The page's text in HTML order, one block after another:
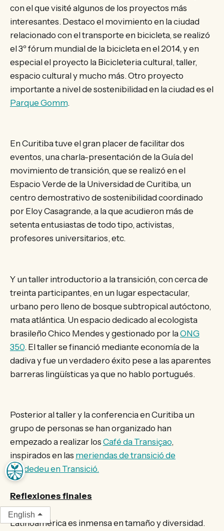
con el que visité algunos de los proyectos más
interesantes. Destaco el movimiento en la ciudad
relacionado con el transporte en bicicleta, se realizó
el 3º fórum mundial de la bicicleta en el 2014, y en
especial el proyecto la Bicicleteria cultural, taller,
espacio cultural y mucho más. Otro proyecto
importante a nivel de sostenibilidad en la ciudad es el
Parque Gomm.
En Curitiba tuve el gran placer de facilitar dos
eventos, una charla-presentación de la Guía del
movimiento de transición, que se realizó en el
Espacio Verde de la Universidad de Curitiba, un
centro demostrativo de sostenibilidad coordinado
por Eloy Casagrande, a la que acudieron más de
setenta entusiastas de todo tipo, activistas,
profesores universitarios, etc.
Y un taller introductorio a la transición, con cerca de
treinta participantes, en un lugar espectacular,
urbano pero lleno de bosque subtropical autóctono,
mata atlántica. Un espacio dedicado al ecologista
brasileño Chico Mendes y gestionado por laONG
350. El taller se financió mediante economía de la
dadiva y fue un verdadero éxito pese a las aparentes
barreras lingüísticas ya que no hablo portugués.
Posterior al taller y la conferencia en Curitiba un
grupo de personas se han organizado han
empezado a realizar los Café da Transiçao,
inspirados en las meriendas de transició de
Cardedeu en Transició.
Reflexiones finales
Latinoamérica es inmensa en tamaño y diversidad.
English